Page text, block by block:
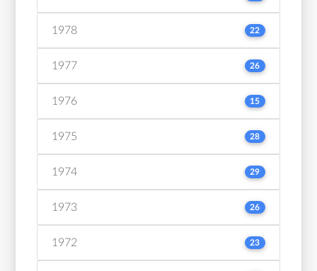
1978 22
1977 26
1976 15
1975 28
1974 29
1973 26
1972 23